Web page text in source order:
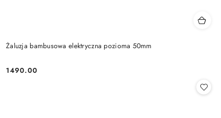
Żaluzja bambusowa elektryczna pozioma 50mm
Cena:
1490.00